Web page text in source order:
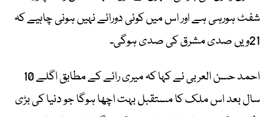
شفٹ ہورہی ہے اور اس میں کوئی دورائے نہیں ہونی چاہیے کہ
21ویں صدی مشرق کی صدی ہوگی۔
احمد حسن العربی نے کہا کہ میری رائے کے مطابق اگلے 10
سال بعد اس ملک کا مستقبل بہت اچھا ہوگا جو دنیا کی بڑی